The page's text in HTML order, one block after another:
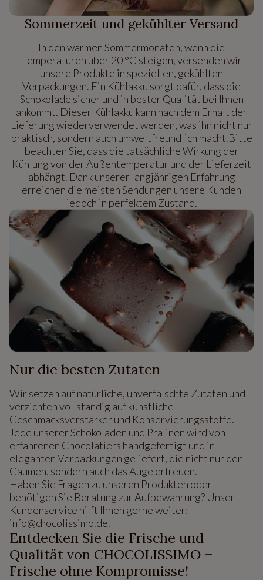
Sommerzeit und gekühlter Versand
In den warmen Sommermonaten, wenn die
Temperaturen über 20 °C steigen, versenden wir
unsere Produkte in speziellen, gekühlten
Verpackungen. Ein Kühlakku sorgt dafür, dass die
Schokolade sicher und in bester Qualität bei Ihnen
ankommt. Dieser Kühlakku kann nach dem Erhalt der
Lieferung wiederverwendet werden, was ihn nicht nur
praktisch, sondern auch umweltfreundlich macht.Bitte
beachten Sie, dass die tatsächliche Wirkung der
Kühlung von der Außentemperatur und der Lieferzeit
abhängt. Dank unserer langjährigen Erfahrung
erreichen die meisten Sendungen unsere Kunden
jedoch in perfektem Zustand.
Nur die besten Zutaten
Wir setzen auf natürliche, unverfälschte Zutaten und
verzichten vollständig auf künstliche
Geschmacksverstärker und Konservierungsstoffe.
Jede unserer Schokoladen und Pralinen wird von
erfahrenen Chocolatiers handgefertigt und in
eleganten Verpackungen geliefert, die nicht nur den
Gaumen, sondern auch das Auge erfreuen.
Haben Sie Fragen zu unseren Produkten oder
benötigen Sie Beratung zur Aufbewahrung? Unser
Kundenservice hilft Ihnen gerne weiter:
info@chocolissimo.de.
Entdecken Sie die Frische und
Qualität von CHOCOLISSIMO –
Frische ohne Kompromisse!